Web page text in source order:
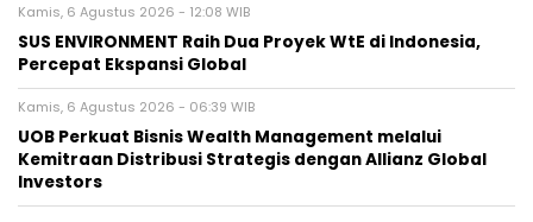
Kamis, 6 Agustus 2026 - 12:08 WIB
SUS ENVIRONMENT Raih Dua Proyek WtE di Indonesia,
Percepat Ekspansi Global
Kamis, 6 Agustus 2026 - 06:39 WIB
UOB Perkuat Bisnis Wealth Management melalui
Kemitraan Distribusi Strategis dengan Allianz Global
Investors